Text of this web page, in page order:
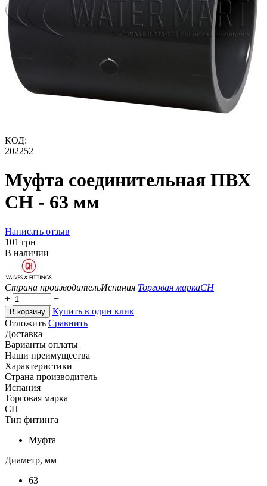
КОД:
202252
Муфта соединительная ПВХ
CH - 63 мм
Написать отзыв
‍101‍ грн
В наличии
Страна производительИспания Торговая маркаCH
+
−
В корзину
Купить в один клик
Отложить Сравнить
Доставка
Варианты оплаты
Наши преимущества
Характеристики
Страна производитель
Испания
Торговая марка
CH
Тип фитинга
Муфта
Диаметр, мм
63